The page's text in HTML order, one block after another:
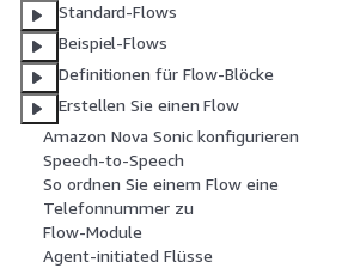
Standard-Flows
Beispiel-Flows
Definitionen für Flow-Blöcke
Erstellen Sie einen Flow
Amazon Nova Sonic konfigurieren
Speech-to-Speech
So ordnen Sie einem Flow eine
Telefonnummer zu
Flow-Module
Agent-initiated Flüsse